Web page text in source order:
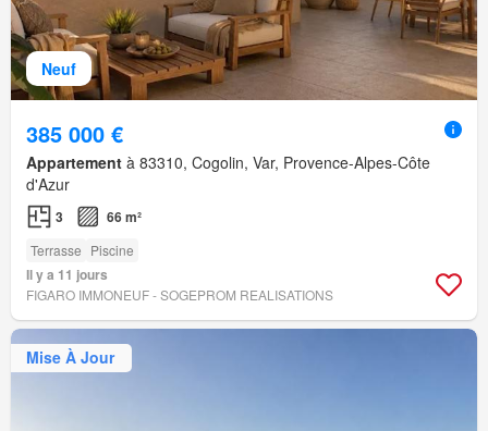
Neuf
385 000 €
Appartement à 83310, Cogolin, Var, Provence-Alpes-Côte
d'Azur
3 66 m²
Terrasse Piscine
Il y a 11 jours
FIGARO IMMONEUF - SOGEPROM REALISATIONS
Mise À Jour